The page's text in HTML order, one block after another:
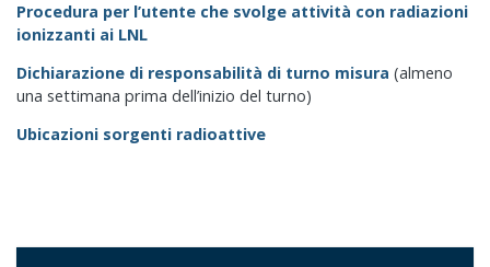
Procedura per l’utente che svolge attività con radiazioni
ionizzanti ai LNL
Dichiarazione di responsabilità di turno misura (almeno
una settimana prima dell’inizio del turno)
Ubicazioni sorgenti radioattive